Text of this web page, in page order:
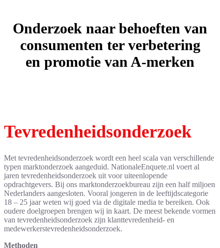
Onderzoek naar behoeften van
consumenten ter verbetering
en promotie van A-merken
Tevredenheidsonderzoek
Met tevredenheidsonderzoek wordt een heel scala van verschillende
typen marktonderzoek aangeduid. NationaleEnquete.nl voert al
jaren tevredenheidsonderzoek uit voor uiteenlopende
opdrachtgevers. Bij ons marktonderzoekbureau zijn een half miljoen
Nederlanders aangesloten. Vooral jongeren in de leeftijdscategorie
18 – 25 jaar weten wij goed via de digitale media te bereiken. Ook
oudere doelgroepen brengen wij in kaart. De meest bekende vormen
van tevredenheidsonderzoek zijn klanttevredenheid- en
medewerkerstevredenheidsonderzoek.
Methoden